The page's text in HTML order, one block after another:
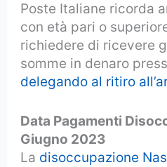
Poste Italiane ricorda
con età pari o
richiedere di ricevere
somme in denaro
delegando al ritiro
Data Pagamenti
Giugno 2023
La disoccupazione